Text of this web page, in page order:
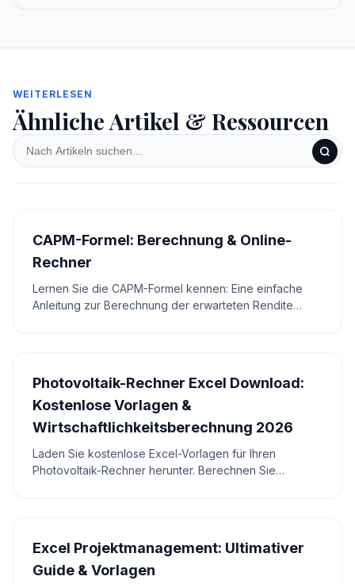
WEITERLESEN
Ähnliche Artikel & Ressourcen
CAPM-Formel: Berechnung & Online-
Rechner
Lernen Sie die CAPM-Formel kennen: Eine einfache
Anleitung zur Berechnung der erwarteten Rendite
Photovoltaik-Rechner Excel Download:
Kostenlose Vorlagen &
Wirtschaftlichkeitsberechnung 2026
Laden Sie kostenlose Excel-Vorlagen für Ihren
Photovoltaik-Rechner herunter. Berechnen Sie
Excel Projektmanagement: Ultimativer
Guide & Vorlagen